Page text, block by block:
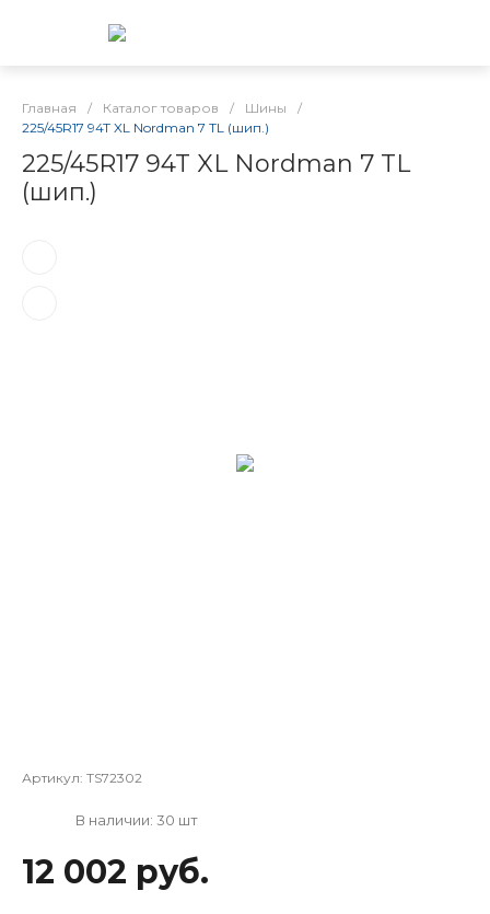
Главная / Каталог товаров / Шины
/
225/45R17 94T XL Nordman 7 TL (шип.)
225/45R17 94T XL Nordman 7 TL
(шип.)
Артикул: TS72302
В наличии: 30 шт
12 002 руб.